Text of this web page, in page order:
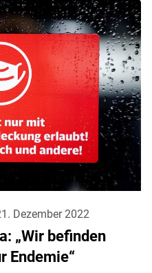
Dezember 2022
„Wir befinden
Endemie“